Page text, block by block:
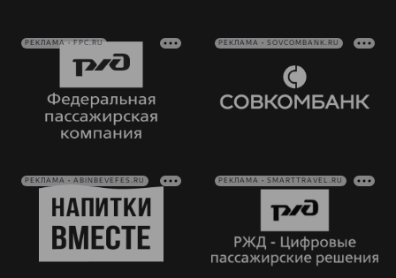
РЕКЛАМА • FPC.RU РЕКЛАМА • SOVCOMBANK.RU
РЕКЛАМА • ABINBEVEFES.RU РЕКЛАМА • SMARTTRAVEL.RU